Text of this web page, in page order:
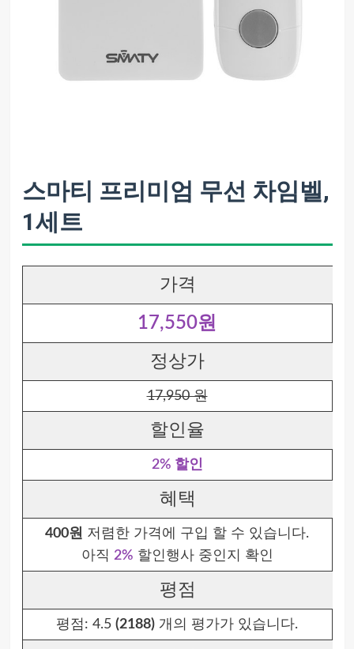
스마티 프리미엄 무선 차임벨,
1세트
가격
17,550원
정상가
17,950 원
할인율
2% 할인
혜택
400원 저렴한 가격에 구입 할 수 있습니다.
아직 2% 할인행사 중인지 확인
평점
평점: 4.5 (2188) 개의 평가가 있습니다.